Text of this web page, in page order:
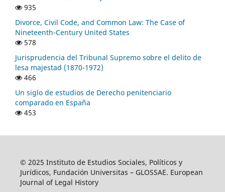
935
Divorce, Civil Code, and Common Law: The Case of
Nineteenth-Century United States
578
Jurisprudencia del Tribunal Supremo sobre el delito de
lesa majestad (1870-1972)
466
Un siglo de estudios de Derecho penitenciario
comparado en España
453
© 2025 Instituto de Estudios Sociales, Políticos y
Jurídicos, Fundación Universitas – GLOSSAE. European
Journal of Legal History